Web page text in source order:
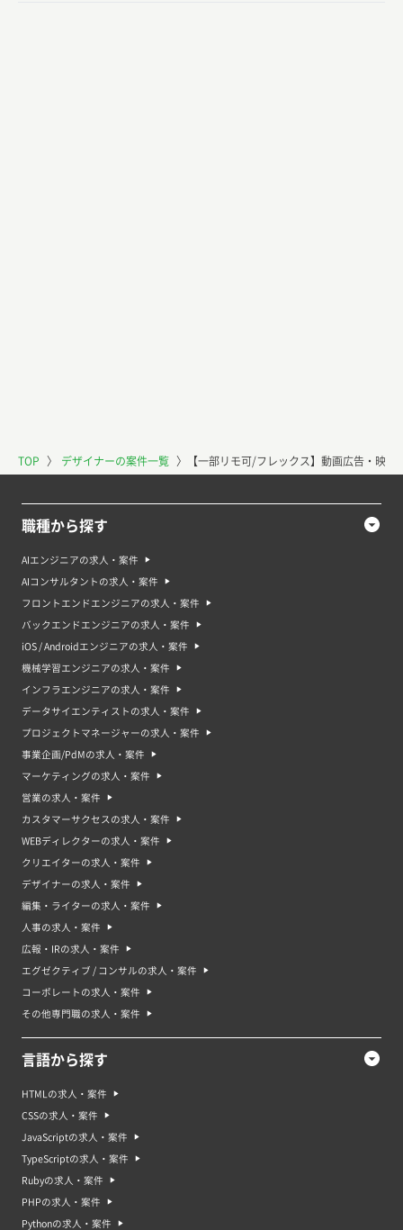
TOP 〉 デザイナーの案件一覧 〉 【一部リモ可/フレックス】動画広告・映
職種から探す
AIエンジニアの求人・案件
AIコンサルタントの求人・案件
フロントエンドエンジニアの求人・案件
バックエンドエンジニアの求人・案件
iOS / Androidエンジニアの求人・案件
機械学習エンジニアの求人・案件
インフラエンジニアの求人・案件
データサイエンティストの求人・案件
プロジェクトマネージャーの求人・案件
事業企画/PdMの求人・案件
マーケティングの求人・案件
営業の求人・案件
カスタマーサクセスの求人・案件
WEBディレクターの求人・案件
クリエイターの求人・案件
デザイナーの求人・案件
編集・ライターの求人・案件
人事の求人・案件
広報・IRの求人・案件
エグゼクティブ / コンサルの求人・案件
コーポレートの求人・案件
その他専門職の求人・案件
言語から探す
HTMLの求人・案件
CSSの求人・案件
JavaScriptの求人・案件
TypeScriptの求人・案件
Rubyの求人・案件
PHPの求人・案件
Pythonの求人・案件